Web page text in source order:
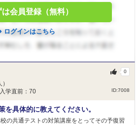
は会員登録（無料）
ログインはこちら
学直前：70
ID:7008
0
を具体的に教えてください。
の共通テストの対策講座をとってその予復習